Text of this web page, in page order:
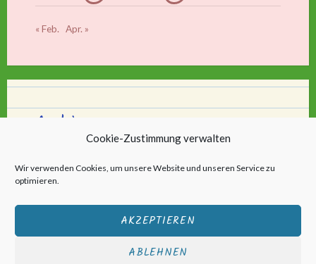
Cookie-Zustimmung verwalten
Wir verwenden Cookies, um unsere Website und unseren Service zu
optimieren.
AKZEPTIEREN
ABLEHNEN
« Feb. Apr. »
Archiv